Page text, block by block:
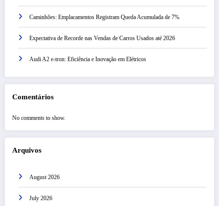
Caminhões: Emplacamentos Registram Queda Acumulada de 7%
Expectativa de Recorde nas Vendas de Carros Usados até 2026
Audi A2 e-tron: Eficiência e Inovação em Elétricos
Comentários
No comments to show.
Arquivos
August 2026
July 2026